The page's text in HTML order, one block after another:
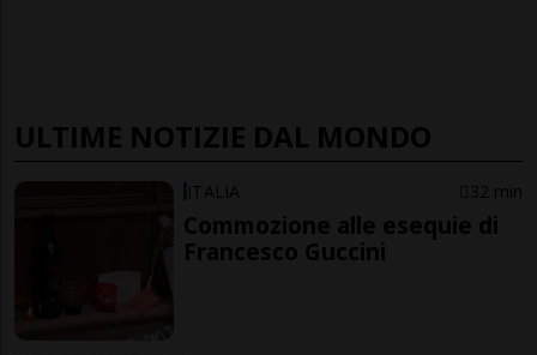
ULTIME NOTIZIE DAL MONDO
ITALIA 32 min
Commozione alle esequie di
Francesco Guccini